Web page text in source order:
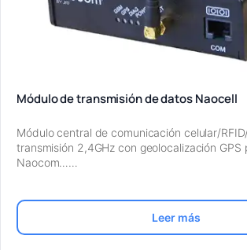
Módulo de transmisión de datos Naocell
Módulo central de comunicación celular/
transmisión 2,4GHz con geolocalización GPS
Naocom……
Leer más